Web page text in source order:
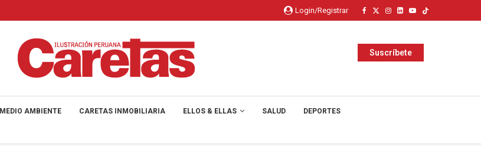
Login/Registrar
Suscríbete
MEDIO AMBIENTE CARETAS INMOBILIARIA ELLOS & ELLAS SALUD DEPORTES